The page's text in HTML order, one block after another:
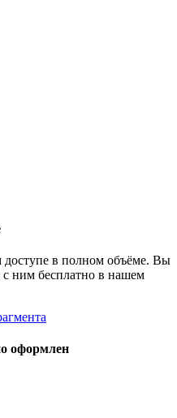
доступе в полном объёме. Вы
с ним бесплатно в нашем
оформлен